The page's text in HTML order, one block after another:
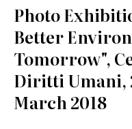
Photo
Better
Tomorrow",
Diritti Umani,
March 2018